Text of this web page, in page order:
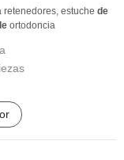
retenedores, estuche de
ortodoncia